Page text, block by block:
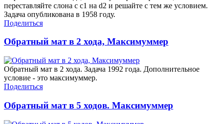
переставляйте слона с c1 на d2 и решайте с тем же условием.
Задача опубликована в 1958 году.
Поделиться
Обратный мат в 2 хода, Максимуммер
Обратный мат в 2 хода. Задача 1992 года. Дополнительное
условие - это максимуммер.
Поделиться
Обратный мат в 5 ходов. Максимуммер